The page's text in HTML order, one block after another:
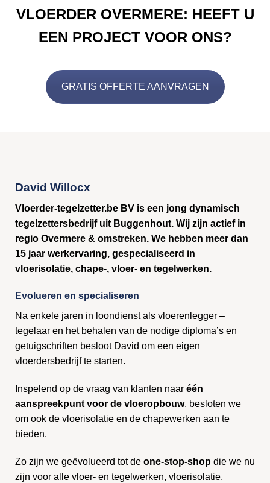
VLOERDER OVERMERE: HEEFT U
EEN PROJECT VOOR ONS?
GRATIS OFFERTE AANVRAGEN
David Willocx
Vloerder-tegelzetter.be BV is een jong dynamisch
tegelzettersbedrijf uit Buggenhout. Wij zijn actief in
regio Overmere & omstreken. We hebben meer dan
15 jaar werkervaring, gespecialiseerd in
vloerisolatie, chape-, vloer- en tegelwerken.
Evolueren en specialiseren
Na enkele jaren in loondienst als vloerenlegger –
tegelaar en het behalen van de nodige diploma’s en
getuigschriften besloot David om een eigen
vloerdersbedrijf te starten.
Inspelend op de vraag van klanten naar één
aanspreekpunt voor de vloeropbouw, besloten we
om ook de vloerisolatie en de chapewerken aan te
bieden.
Zo zijn we geëvolueerd tot de one-stop-shop die we nu
zijn voor alle vloer- en tegelwerken, vloerisolatie,